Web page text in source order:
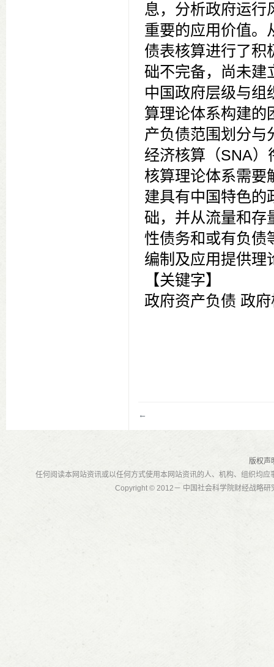
息，分析政府运行
重要的应用价值。
债表核算进行了积
础不完备，尚未建
中国政府层级与组
算理论体系构建的
产负债范围划分与
经济核算（SNA）
核算理论体系需要
建具有中国特色的
础，并从流量和存
性债务和或有负债
编制及应用提供理
【关键字】
政府资产负债 政
←
版权声
任何阅读本网站资讯或以任何方式使用本网站资讯的人、机构、组织均应
Copyright © 2012－ 中国社会科学院财经战略